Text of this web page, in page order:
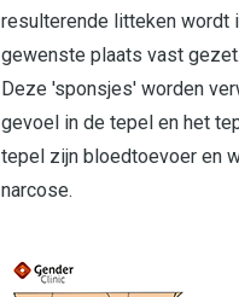
resulterende litteken wordt
gewenste plaats vast
Deze 'sponsjes' worden
gevoel in de tepel en het
tepel zijn bloedtoevoer en
narcose.